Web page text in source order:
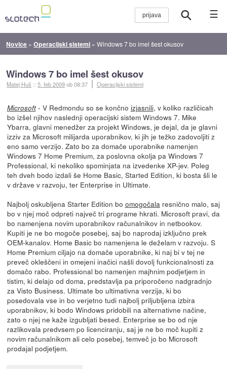
☰
Novice »Operacijski sistemi »Windows 7 bo imel šest okusov
Windows 7 bo imel šest okusov
Matej Huš ::5. feb 2009ob 08:37 Operacijski sistemi
Microsoft- V Redmondu so se končno izjasnili, v koliko različicah
bo izšel njihov naslednji operacijski sistem Windows 7. Mike
Ybarra, glavni menedžer za projekt Windows, je dejal, da je glavni
izziv za Microsoft milijarda uporabnikov, ki jih je težko zadovoljiti z
eno samo verzijo. Zato bo za domače uporabnike namenjen
Windows 7 Home Premium, za poslovna okolja pa Windows 7
Professional, ki nekoliko spominjata na izvedenke XP-jev. Poleg
teh dveh bodo izdali še Home Basic, Started Edition, ki bosta šli le
v države v razvoju, ter Enterprise in Ultimate.
Najbolj oskubljena Starter Edition bo omogočala resnično malo, saj
bo v njej moč odpreti največ tri programe hkrati. Microsoft pravi, da
bo namenjena novim uporabnikov računalnikov in netbookov.
Kupiti je ne bo mogoče posebej, saj bo naprodaj izključno prek
OEM-kanalov. Home Basic bo namenjena le deželam v razvoju. S
Home Premium ciljajo na domače uporabnike, ki naj bi v tej ne
preveč okleščeni in omejeni inačici našli dovolj funkcionalnosti za
domačo rabo. Professional bo namenjen majhnim podjetjem in
tistim, ki delajo od doma, predstavlja pa priporočeno nadgradnjo
za Visto Business. Ultimate bo ultimativna verzija, ki bo
posedovala vse in bo verjetno tudi najbolj priljubljena izbira
uporabnikov, ki bodo Windows pridobili na alternativne načine,
zato o njej ne kaže izgubljati besed. Enterprise se bo od nje
razlikovala predvsem po licenciranju, saj je ne bo moč kupiti z
novim računalnikom ali celo posebej, temveč jo bo Microsoft
prodajal podjetjem.